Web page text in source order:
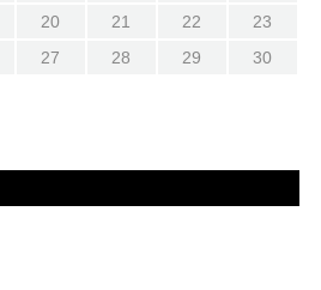
20 21 22
23
27 28 29
30